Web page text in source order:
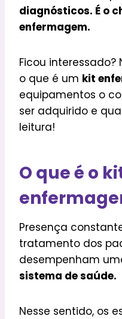
diagnósticos. É o
enfermagem.
Ficou interessado?
o que é um kit
equipamentos o
ser adquirido e
leitura!
O que é o
Presença
tratamento dos
desempenham
sistema de saúde.
Nesse sentido, os